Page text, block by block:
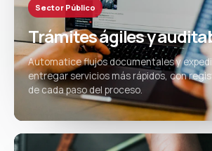
Sector Público
Trámites ágiles y
Automatice flujos documentales y
entregar servicios más rápidos, con
de cada paso del proceso.